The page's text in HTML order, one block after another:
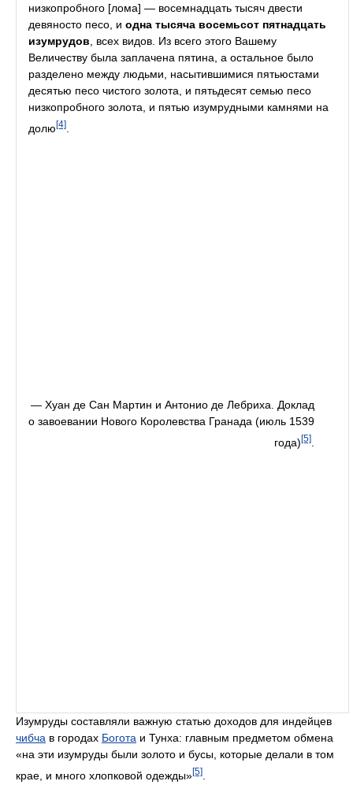
низкопробного [лома] — восемнадцать тысяч двести
девяносто песо, и одна тысяча восемьсот пятнадцать
изумрудов , всех видов. Из всего этого Вашему
Величеству была заплачена пятина, а остальное было
разделено между людьми, насытившимися пятьюстами
десятью песо чистого золота, и пятьдесят семью песо
низкопробного золота, и пятью изумрудными камнями на
долю[4]
— Хуан де Сан Мартин и Антонио де Лебриха. Доклад
о завоевании Нового Королевства Гранада (июль 1539
года)[5]
Изумруды составляли важную статью доходов для индейцев
чибча в городах Богота и Тунха: главным предметом обмена
«на эти изумруды были золото и бусы, которые делали в том
крае, и много хлопковой одежды»[5]